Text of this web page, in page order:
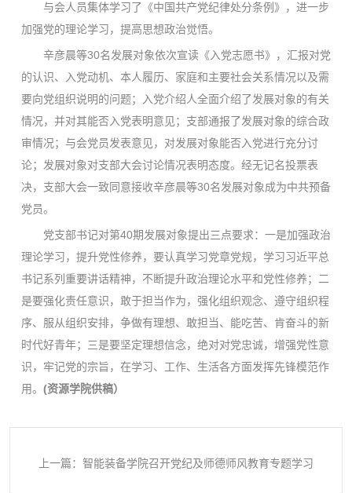
与会人员集体学习了《中国共产党纪律处分条例》，进一步
加强党的理论学习，提高思想政治觉悟。
辛彦晨等30名发展对象依次宣读《入党志愿书》，汇报对党
的认识、入党动机、本人履历、家庭和主要社会关系情况以及需
要向党组织说明的问题；入党介绍人全面介绍了发展对象的有关
情况，并对其能否入党表明意见；支部通报了发展对象的综合政
审情况；与会党员发表意见，对发展对象能否入党进行充分讨
论；发展对象对支部大会讨论情况表明态度。经无记名投票表
决，支部大会一致同意接收辛彦晨等30名发展对象成为中共预备
党员。
党支部书记对第40期发展对象提出三点要求：一是加强政治
理论学习，提升党性修养，要认真学习党章党规，学习习近平总
书记系列重要讲话精神，不断提升政治理论水平和党性修养；二
是要强化责任意识，敢于担当作为，强化组织观念、遵守组织程
序、服从组织安排，争做有理想、敢担当、能吃苦、肯奋斗的新
时代好青年；三是要坚定理想信念，绝对对党忠诚，增强党性意
识，牢记党的宗旨，在学习、工作、生活各方面发挥先锋模范作
用。 (资源学院供稿）
上一篇：智能装备学院召开党纪及师德师风教育专题学习